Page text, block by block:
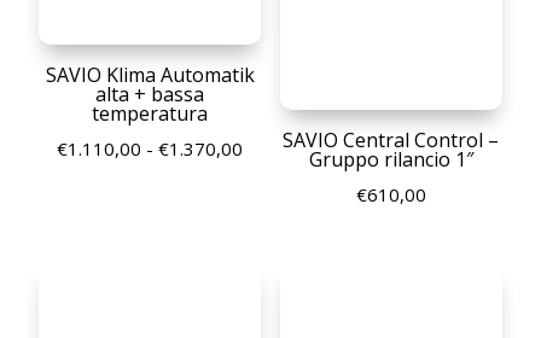
SAVIO Klima Automatik
alta + bassa
temperatura
€1.110,00 - €1.370,00 FasciaSAVIO Central Control –
Gruppo rilancio 1″
€610,00